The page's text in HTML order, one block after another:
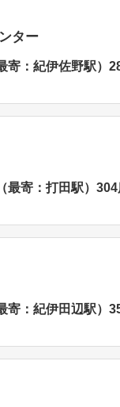
ター
寄：紀伊佐野駅）
最寄：打田駅）304
寄：紀伊田辺駅）